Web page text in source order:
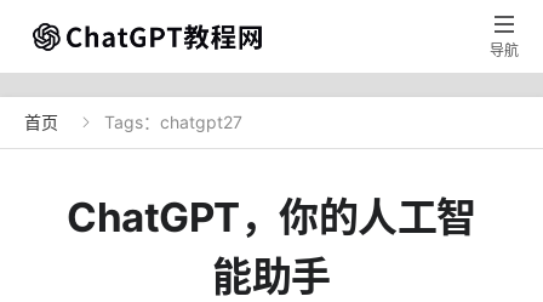

导航
首页  Tags：chatgpt27
ChatGPT，你的人工智
能助手